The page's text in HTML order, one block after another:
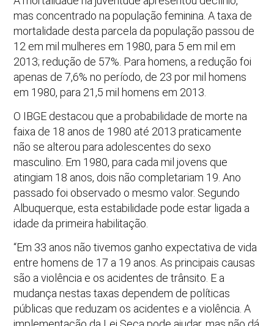
mas concentrado na população feminina. A taxa de
mortalidade desta parcela da população passou de
12 em mil mulheres em 1980, para 5 em mil em
2013; redução de 57%. Para homens, a redução foi
apenas de 7,6% no período, de 23 por mil homens
em 1980, para 21,5 mil homens em 2013.
O IBGE destacou que a probabilidade de morte na
faixa de 18 anos de 1980 até 2013 praticamente
não se alterou para adolescentes do sexo
masculino. Em 1980, para cada mil jovens que
atingiam 18 anos, dois não completariam 19. Ano
passado foi observado o mesmo valor. Segundo
Albuquerque, esta estabilidade pode estar ligada a
idade da primeira habilitação.
“Em 33 anos não tivemos ganho expectativa de vida
entre homens de 17 a 19 anos. As principais causas
são a violência e os acidentes de trânsito. E a
mudança nestas taxas dependem de políticas
públicas que reduzam os acidentes e a violência. A